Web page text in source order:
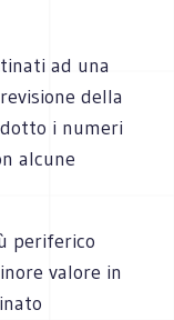
ad una
della
i numeri
alcune
periferico
valore in